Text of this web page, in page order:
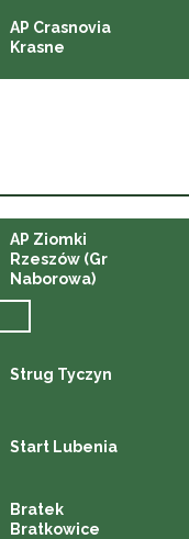
AP Crasnovia
Krasne
AP Ziomki
Rzeszów (Gr
Naborowa)
Strug Tyczyn
Start Lubenia
Bratek
Bratkowice